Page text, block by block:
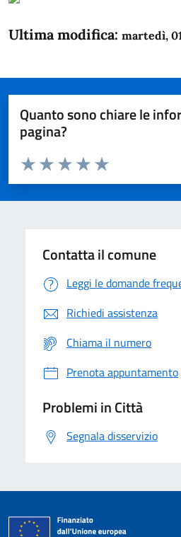
Ultima modifica: martedì,
Quanto sono chiare le
pagina?
Domanda
Valuta da 1 a 5 stelle la pagina
Valuta 5 stelle su
Valuta 4 stelle su 5
Valuta 3 stelle su 5
Valuta 2 stelle su 5
Valuta 1 stelle su 5
Contatta il comune
Leggi le domande
Richiedi assistenza
Chiama il numero
Prenota appuntamento
Problemi in Città
Segnala disservizio